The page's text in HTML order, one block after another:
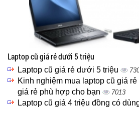
Laptop cũ giá rẻ dưới 5 triệu
Laptop cũ giá rẻ dưới 5 triệu
Kinh nghiệm mua laptop cũ giá
giá rẻ phù hợp cho bạn
7013
Laptop cũ giá 4 triệu đồng có